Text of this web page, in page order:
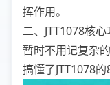
挥作用。
二、JTT1078核
暂时不用记复杂
搞懂了JTT1078的